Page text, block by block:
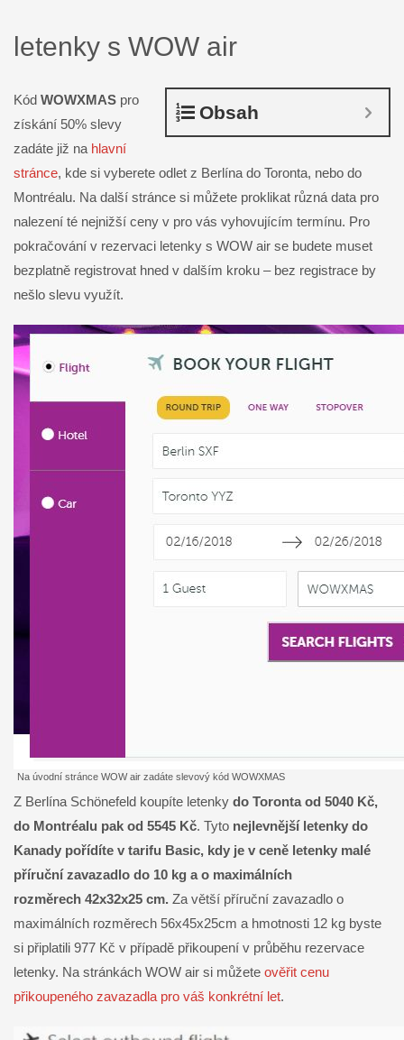
letenky s WOW air
Obsah
Kód WOWXMAS pro
získání 50% slevy
zadáte již na hlavní
stránce, kde si vyberete odlet z Berlína do Toronta, nebo do
Montréalu. Na další stránce si můžete proklikat různá data pro
nalezení té nejnižší ceny v pro vás vyhovujícím termínu. Pro
pokračování v rezervaci letenky s WOW air se budete muset
bezplatně registrovat hned v dalším kroku – bez registrace by
nešlo slevu využít.
Na úvodní stránce WOW air zadáte slevový kód WOWXMAS
Z Berlína Schönefeld koupíte letenky do Toronta od 5040 Kč,
do Montréalu pak od 5545 Kč. Tyto nejlevnější letenky do
Kanady pořídíte v tarifu Basic, kdy je v ceně letenky malé
příruční zavazadlo do 10 kg a o maximálních
rozměrech 42x32x25 cm. Za větší příruční zavazadlo o
maximálních rozměrech 56x45x25cm a hmotnosti 12 kg byste
si připlatili 977 Kč v případě přikoupení v průběhu rezervace
letenky. Na stránkách WOW air si můžete ověřit cenu
přikoupeného zavazadla pro váš konkrétní let.